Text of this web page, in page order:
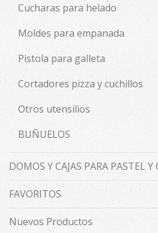
Cucharas para helado
Moldes para empanada
Pistola para galleta
Cortadores pizza y cuchillos
Otros utensilios
BUÑUELOS
DOMOS Y CAJAS PARA PASTEL Y
FAVORITOS
Nuevos Productos